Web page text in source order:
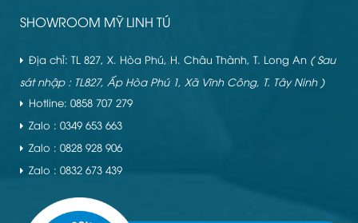
SHOWROOM MỸ LINH TÚ
Địa chỉ: TL 827, X. Hòa Phú, H. Châu Thành, T. Long An ( Sau
sát nhập : TL827, Ấp Hòa Phú 1, Xã Vĩnh Công, T. Tây Ninh )
Hotline: 0858 707 279
Zalo : 0349 653 663
Zalo : 0828 928 906
Zalo : 0832 673 439